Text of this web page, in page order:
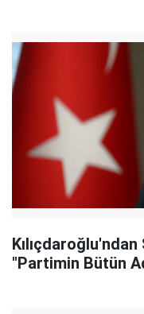
"Partimin Bütün